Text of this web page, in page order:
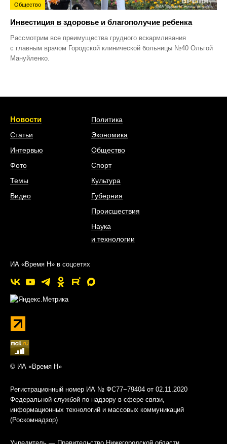
Общество
Инвестиция в здоровье и благополучие ребенка
Рассмотрим все преимущества грудного вскармливания
с главным врачом Городской клинической больницы №40 Ольгой
Мануйленко.
Новости
Статьи
Интервью
Фото
Темы
Видео
Политика
Экономика
Общество
Спорт
Культура
Губерния
Происшествия
Наука
и технологии
ИА «Время Н» в соцсетях
© ИА «Время Н»
Регистрационный номер ИА № ФС77−79404 от 02.11.2020
Федеральной службой по надзору в сфере связи,
информационных технологий и массовых коммуникаций
(Роскомнадзор)